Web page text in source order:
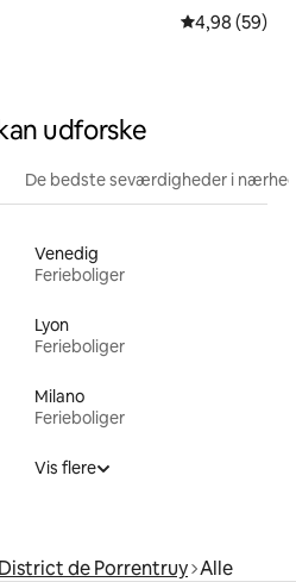
4,98 ud af 5 i
4,98 (59)
udforske
De bedste seværdigheder i
Venedig
Ferieboliger
Lyon
Ferieboliger
Milano
Ferieboliger
Vis flere
District de Porrentruy Alle